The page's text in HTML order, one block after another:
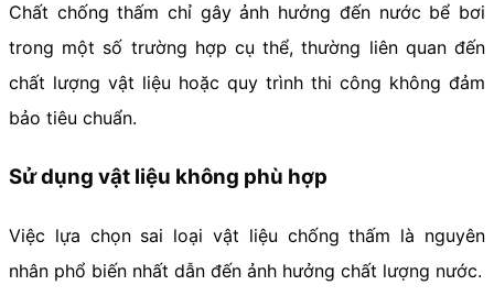
Chất chống thấm chỉ gây ảnh hưởng đến nước bể bơi
trong một số trường hợp cụ thể, thường liên quan đến
chất lượng vật liệu hoặc quy trình thi công không đảm
bảo tiêu chuẩn.
Sử dụng vật liệu không phù hợp
Việc lựa chọn sai loại vật liệu chống thấm là nguyên
nhân phổ biến nhất dẫn đến ảnh hưởng chất lượng nước.